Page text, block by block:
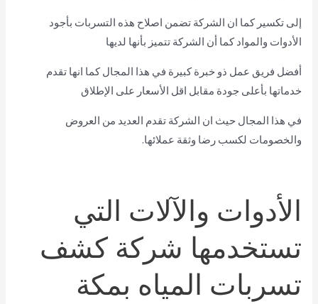
إلى تكسير كما ان الشركة تضمن اصلاح هذه التسربات بأجود
الأدوات والمواد كما أن الشركة تتميز بأنها لديها
أفضل فريق عمل ذو خبرة كبيرة في هذا المجال كما انها تقدم
خدماتها بأعلى جودة مقابل اقل الأسعار على الإطلاق
في هذا المجال حيث ان الشركة تقدم العديد من العروض
والخصومات لكسب رضا وثقة عملائها.
الأدوات والآلات التي
تستخدمها شركة كشف
تسربات المياه بمكة